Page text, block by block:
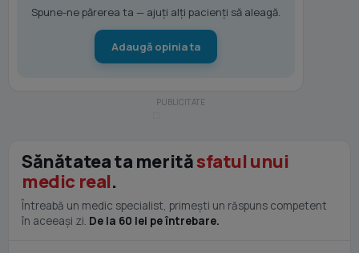
Spune-ne părerea ta — ajuți alți pacienți să aleagă.
Adaugă opinia ta
Sănătatea ta merităsfatul unui
medic real.
Întreabă un medic specialist, primești un răspuns competent
în aceeași zi. De la 60 lei pe întrebare.